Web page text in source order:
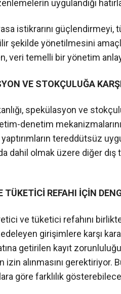
uygulandığı
istikrarını güçlendirmeyi,
şekilde yönetilmesini
veri temelli bir yönetim
VE STOKÇULUĞA
spekülasyon ve
denetim
tereddütsüz
dahil olmak üzere diğer dış
TÜKETİCİ REFAHI İÇİN
ve tüketici refahını
girişimlere karşı
getirilen kayıt
izin alınmasını gerektiriyor.
göre farklılık